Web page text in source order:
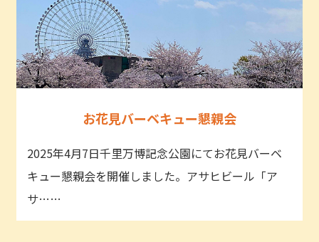
お花見バーベキュー懇親会
2025年4月7日千里万博記念公園にてお花見バーベ
キュー懇親会を開催しました。アサヒビール「ア
サ……